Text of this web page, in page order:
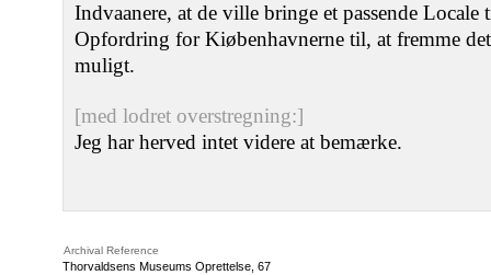
Indvaanere, at de ville bringe et passende
Opfordring for Kiøbenhavnerne til, at fremme
muligt.
[med lodret overstregning:]
Jeg har herved intet videre at bemærke.
Archival Reference
Thorvaldsens Museums Oprettelse, 67